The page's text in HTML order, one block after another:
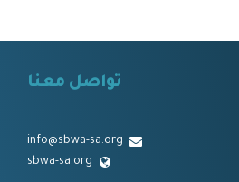
تواصل معنا
info@sbwa-sa.org
sbwa-sa.org